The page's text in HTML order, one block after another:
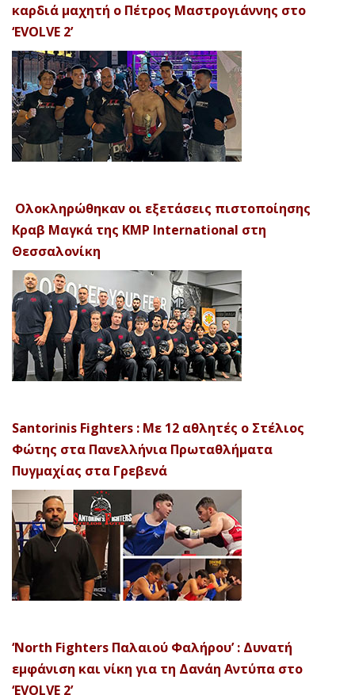
καρδιά μαχητή ο Πέτρος Μαστρογιάννης στο
‘EVOLVE 2’
Ολοκληρώθηκαν οι εξετάσεις πιστοποίησης
Κραβ Μαγκά της KMP International στη
Θεσσαλονίκη
Santorinis Fighters : Με 12 αθλητές ο Στέλιος
Φώτης στα Πανελλήνια Πρωταθλήματα
Πυγμαχίας στα Γρεβενά
‘North Fighters Παλαιού Φαλήρου’ : Δυνατή
εμφάνιση και νίκη για τη Δανάη Αντύπα στο
‘EVOLVE 2’